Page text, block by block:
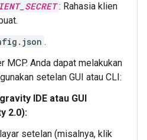
: Rahasia klien
.
MCP. Anda dapat melakukan
setelan GUI atau CLI:
IDE atau GUI
2.0):
setelan (misalnya, klik